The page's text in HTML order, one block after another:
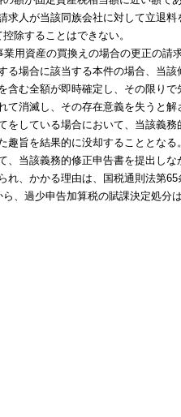
求人が当該同族会社に対して立退料
除することはできない。
用資産の買換えの場合の更正の請
る場合に該当する本件の場合、当
含む全額が即時確定し、その限り
て消滅し、その存在意義を失うと
をしている場合において、当該義
旨を結果的に没却することとなる。
当該義務的修正申告書を提出しな
れ、かかる理由は、国税通則法第
、過少申告加算税の賦課決定処分